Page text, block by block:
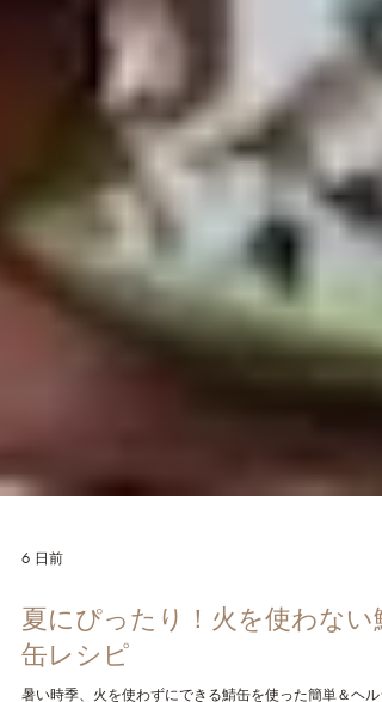
6 日前
夏にぴったり！火を使わない鯖